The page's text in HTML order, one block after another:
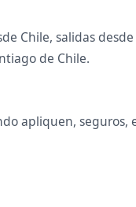
Chile, salidas
de Chile.
apliquen,